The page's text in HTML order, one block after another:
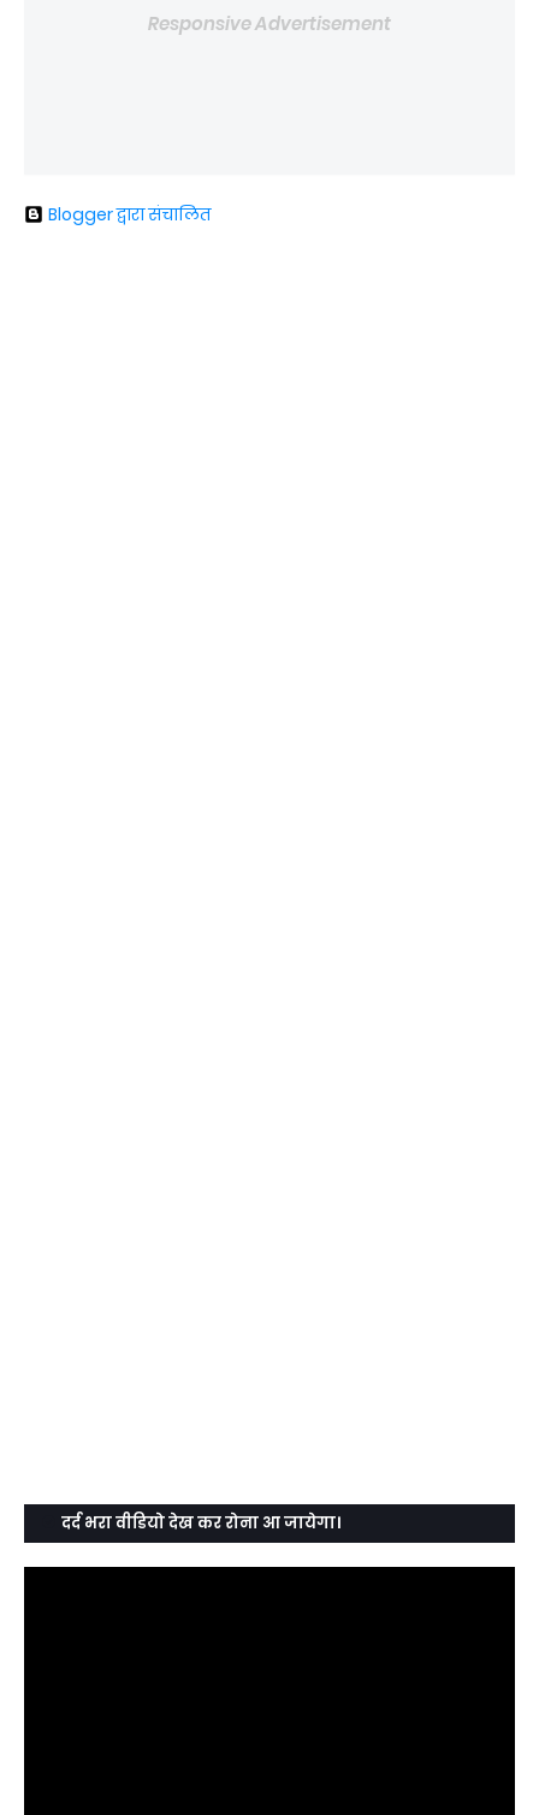
Responsive Advertisement
Blogger द्वारा संचालित
दर्द भरा वीडियो देख कर रोना आ जायेगा।